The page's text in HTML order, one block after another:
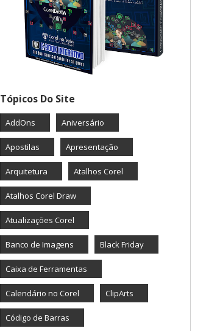
Tópicos Do Site
AddOns Aniversário
Apostilas Apresentação
Arquitetura Atalhos Corel
Atalhos Corel Draw
Atualizações Corel
Banco de Imagens Black Friday
Caixa de Ferramentas
Calendário no Corel ClipArts
Código de Barras